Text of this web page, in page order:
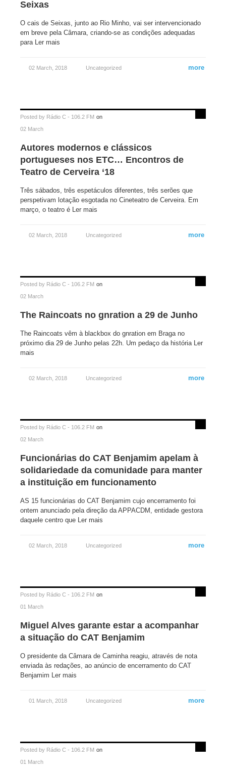
Seixas
O cais de Seixas, junto ao Rio Minho, vai ser intervencionado
em breve pela Câmara, criando-se as condições adequadas
para Ler mais
02 March, 2018 Uncategorized more
Posted by Rádio C - 106.2 FM on
02 March
Autores modernos e clássicos
portugueses nos ETC… Encontros de
Teatro de Cerveira ‘18
Três sábados, três espetáculos diferentes, três serões que
perspetivam lotação esgotada no Cineteatro de Cerveira. Em
março, o teatro é Ler mais
02 March, 2018 Uncategorized more
Posted by Rádio C - 106.2 FM on
02 March
The Raincoats no gnration a 29 de Junho
The Raincoats vêm à blackbox do gnration em Braga no
próximo dia 29 de Junho pelas 22h. Um pedaço da história Ler
mais
02 March, 2018 Uncategorized more
Posted by Rádio C - 106.2 FM on
02 March
Funcionárias do CAT Benjamim apelam à
solidariedade da comunidade para manter
a instituição em funcionamento
AS 15 funcionárias do CAT Benjamim cujo encerramento foi
ontem anunciado pela direção da APPACDM, entidade gestora
daquele centro que Ler mais
02 March, 2018 Uncategorized more
Posted by Rádio C - 106.2 FM on
01 March
Miguel Alves garante estar a acompanhar
a situação do CAT Benjamim
O presidente da Câmara de Caminha reagiu, através de nota
enviada às redações, ao anúncio de encerramento do CAT
Benjamim Ler mais
01 March, 2018 Uncategorized more
Posted by Rádio C - 106.2 FM on
01 March